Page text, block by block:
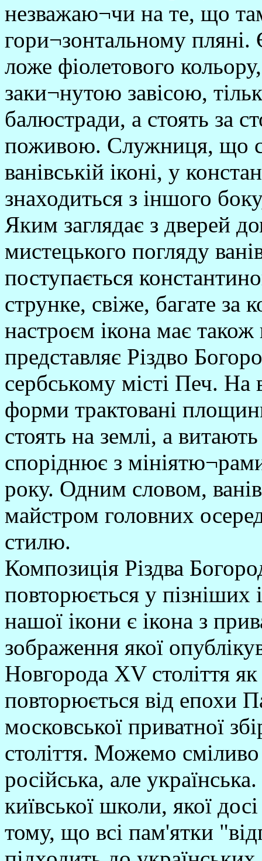
незважаю¬чи на те, що
гори¬зонтальному пляні.
ложе фіолетового
заки¬нутою завісою,
балюстради, а стоять за
поживою. Служниця, що
ванівській іконі, у
знаходиться з іншого
Яким заглядає з дверей
мистецького погляду
поступається
струнке, свіже, багате за
настроєм ікона має
представляє Різдво
сербському місті Печ. На
форми трактовані
стоять на землі, а
споріднює з
року. Одним словом,
майстром головних
стилю.
Композиція Різдва
повторюється у
нашої ікони є ікона з
зображення якої
Новгорода XV століття
повторюється від епохи
московської приватної
століття. Можемо
російська, але
київської школи, якої
тому, що всі пам'ятки